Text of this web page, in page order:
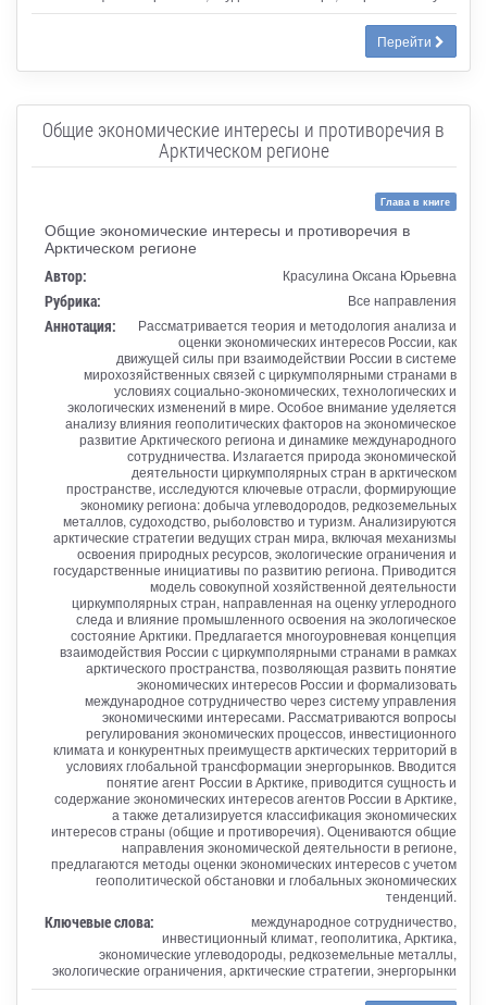
Перейти
Общие экономические интересы и противоречия в
Арктическом регионе
Глава в книге
Общие экономические интересы и противоречия в
Арктическом регионе
Автор: Красулина Оксана Юрьевна
Рубрика: Все направления
Аннотация:
Рассматривается теория и методология анализа и
оценки экономических интересов России, как
движущей силы при взаимодействии России в системе
мирохозяйственных связей с циркумполярными странами в
условиях социально-экономических, технологических и
экологических изменений в мире. Особое внимание уделяется
анализу влияния геополитических факторов на экономическое
развитие Арктического региона и динамике международного
сотрудничества. Излагается природа экономической
деятельности циркумполярных стран в арктическом
пространстве, исследуются ключевые отрасли, формирующие
экономику региона: добыча углеводородов, редкоземельных
металлов, судоходство, рыболовство и туризм. Анализируются
арктические стратегии ведущих стран мира, включая механизмы
освоения природных ресурсов, экологические ограничения и
государственные инициативы по развитию региона. Приводится
модель совокупной хозяйственной деятельности
циркумполярных стран, направленная на оценку углеродного
следа и влияние промышленного освоения на экологическое
состояние Арктики. Предлагается многоуровневая концепция
взаимодействия России с циркумполярными странами в рамках
арктического пространства, позволяющая развить понятие
экономических интересов России и формализовать
международное сотрудничество через систему управления
экономическими интересами. Рассматриваются вопросы
регулирования экономических процессов, инвестиционного
климата и конкурентных преимуществ арктических территорий в
условиях глобальной трансформации энергорынков. Вводится
понятие агент России в Арктике, приводится сущность и
содержание экономических интересов агентов России в Арктике,
а также детализируется классификация экономических
интересов страны (общие и противоречия). Оцениваются общие
направления экономической деятельности в регионе,
предлагаются методы оценки экономических интересов с учетом
геополитической обстановки и глобальных экономических
тенденций.
Ключевые слова:
международное сотрудничество,
инвестиционный климат, геополитика, Арктика,
экономические углеводороды, редкоземельные металлы,
экологические ограничения, арктические стратегии, энергорынки